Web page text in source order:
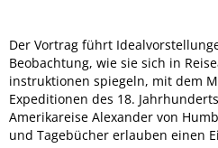
Der Vortrag führt
Beobachtung, wie sie sich in
instruktionen spiegeln, mit dem
Expeditionen des 18.
Amerikareise Alexander von
und Tagebücher erlauben einen